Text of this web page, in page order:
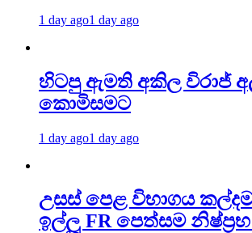
1 day ago1 day ago
හිටපු ඇමති අකිල විරාජ්
කොමිසමට
1 day ago1 day ago
උසස් පෙළ විභාගය
ඉල්ලූ FR පෙත්සම